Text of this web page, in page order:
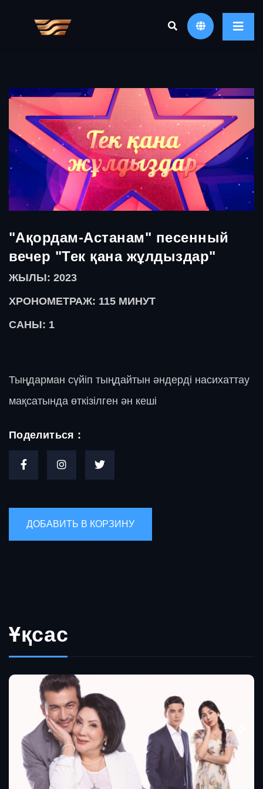
"Ақордам-Астанам" песенный
вечер "Тек қана жұлдыздар"
ЖЫЛЫ: 2023
ХРОНОМЕТРАЖ: 115 МИНУТ
САНЫ: 1
Тыңдарман сүйіп тыңдайтын әндерді насихаттау
мақсатында өткізілген ән кеші
Поделиться :
Ұқсас